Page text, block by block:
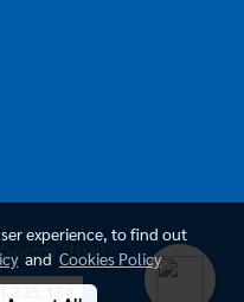
(Thai)
1
experience, to find out
andCookies Policy